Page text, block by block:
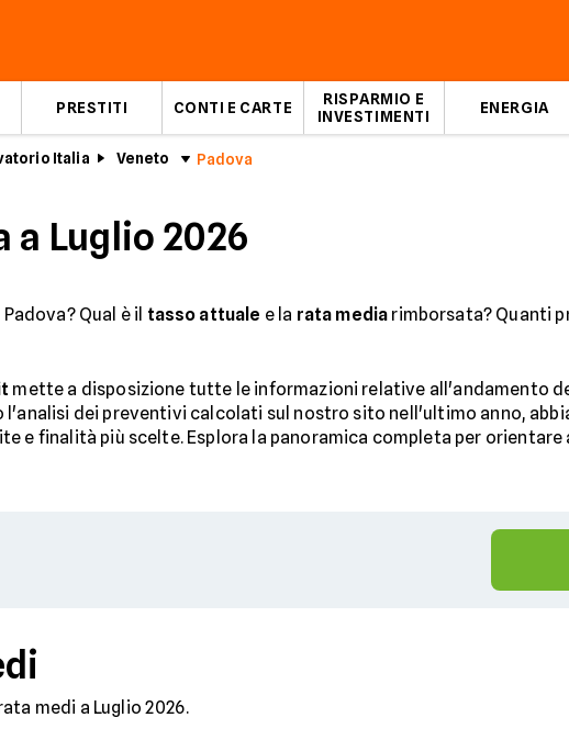
PRESTITI CONTI E CARTE
RISPARMIO E
INVESTIMENTI
ENERGIA
Italia Veneto Padova
a Luglio 2026
Qual è il tasso attuale e la rata media rimborsata? Quanti
mette a disposizione tutte le informazioni relative all'andamento
l'analisi dei preventivi calcolati sul nostro sito nell'ultimo anno,
e finalità più scelte. Esplora la panoramica completa per
medi a Luglio 2026.